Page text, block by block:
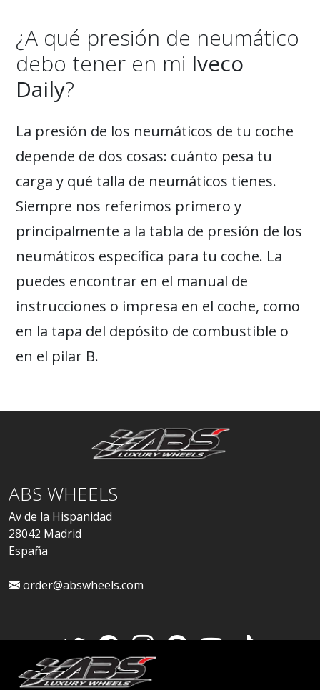
¿A qué presión de neumático
debo tener en mi Iveco
Daily?
La presión de los neumáticos de tu coche
depende de dos cosas: cuánto pesa tu
carga y qué talla de neumáticos tienes.
Siempre nos referimos primero y
principalmente a la tabla de presión de los
neumáticos específica para tu coche. La
puedes encontrar en el manual de
instrucciones o impresa en el coche, como
en la tapa del depósito de combustible o
en el pilar B.
ABS WHEELS
Av de la Hispanidad
28042 Madrid
España
order@abswheels.com